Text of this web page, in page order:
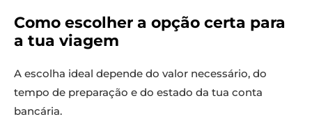
Como escolher a opção certa para
a tua viagem
A escolha ideal depende do valor necessário, do
tempo de preparação e do estado da tua conta
bancária.